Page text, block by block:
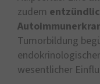
zudem
Tumorbildung
wesentlicher